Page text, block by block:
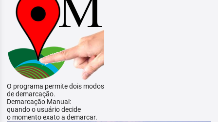
O programa permite dois modos
de demarcação.
Demarcação Manual:
quando o usuário decide
o momento exato a demarcar.